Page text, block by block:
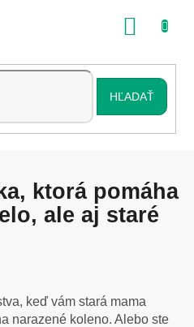
HĽADAŤ
ktorá pomáha
ale aj staré
keď vám stará mama
narazené koleno. Alebo ste